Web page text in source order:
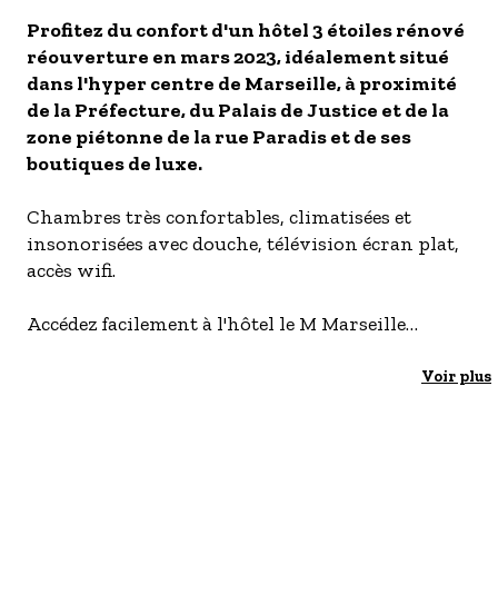
- Les établissements Accueil vélo
LES OFFRES MYPROVENCE
S'inscrire à nos newsletters
Profitez du confort d'un hôtel 3 étoiles rénové
réouverture en mars 2023, idéalement situé
dans l'hyper centre de Marseille, à proximité
de la Préfecture, du Palais de Justice et de la
zone piétonne de la rue Paradis et de ses
boutiques de luxe.
Chambres très confortables, climatisées et
insonorisées avec douche, télévision écran plat,
accès wifi.
Accédez facilement à l'hôtel le M Marseille
et à 3 stations de métro de la gare Saint CharlesVoir plus